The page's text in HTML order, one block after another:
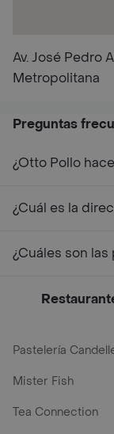
Av. José Pedro
Metropolitana
Preguntas
¿Otto Pollo
¿Cuál es la
¿Cuáles son
Pastelería
Mister Fish
Tea Connection